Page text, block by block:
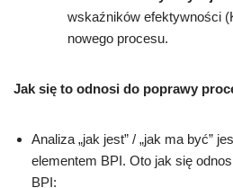
wskaźników efektywności
nowego procesu.
Jak się to odnosi do poprawy
Analiza „jak jest” / „jak ma być”
elementem BPI. Oto jak się
BPI: